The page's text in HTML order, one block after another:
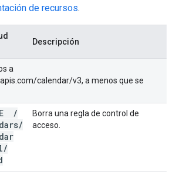
de recursos.
Descripción
a
calendar/v3, a menos que se
/
/
/
Borra una regla de control de
acceso.